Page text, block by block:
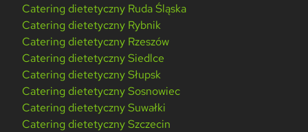
Catering dietetyczny Ruda Śląska
Catering dietetyczny Rybnik
Catering dietetyczny Rzeszów
Catering dietetyczny Siedlce
Catering dietetyczny Słupsk
Catering dietetyczny Sosnowiec
Catering dietetyczny Suwałki
Catering dietetyczny Szczecin